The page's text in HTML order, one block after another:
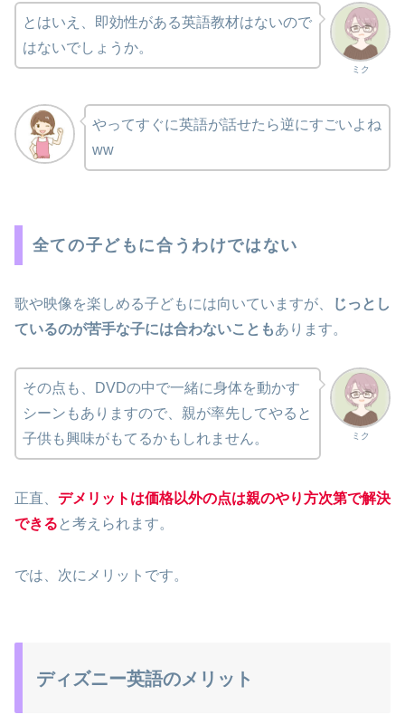
ミク
とはいえ、即効性がある英語教材はないので
はないでしょうか。
やってすぐに英語が話せたら逆にすごいよね
ww
全ての子どもに合うわけではない
歌や映像を楽しめる子どもには向いていますが、
じっとし
ているのが苦手な子には合わないこともあります。
ミク
その点も、DVDの中で一緒に身体を動かす
シーンもありますので、親が率先してやると
子供も興味がもてるかもしれません。
正直、 デメリットは価格以外の点は親のやり方次第で解決
できる と考えられます。
では、次にメリットです。
ディズニー英語のメリット